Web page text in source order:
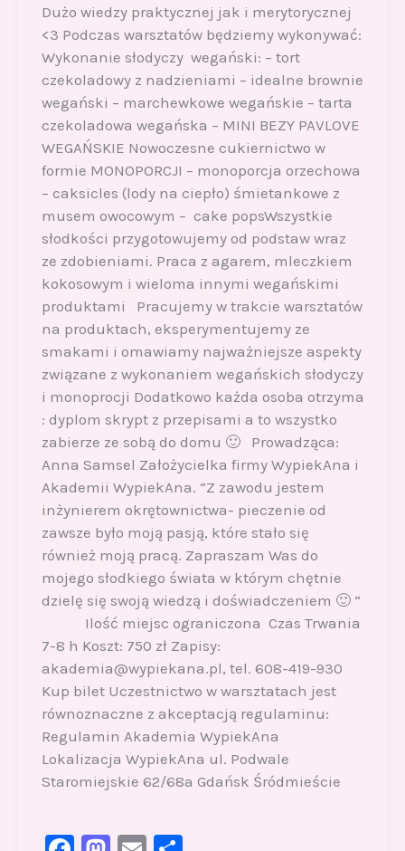
Dużo wiedzy praktycznej jak i merytorycznej
<3 Podczas warsztatów będziemy wykonywać:
Wykonanie słodyczy wegański: – tort
czekoladowy z nadzieniami – idealne brownie
wegański – marchewkowe wegańskie – tarta
czekoladowa wegańska – MINI BEZY PAVLOVE
WEGAŃSKIE Nowoczesne cukiernictwo w
formie MONOPORCJI – monoporcja orzechowa
– caksicles (lody na ciepło) śmietankowe z
musem owocowym – cake popsWszystkie
słodkości przygotowujemy od podstaw wraz
ze zdobieniami. Praca z agarem, mleczkiem
kokosowym i wieloma innymi wegańskimi
produktami Pracujemy w trakcie warsztatów
na produktach, eksperymentujemy ze
smakami i omawiamy najważniejsze aspekty
związane z wykonaniem wegańskich słodyczy
i monoprocji Dodatkowo każda osoba otrzyma
: dyplom skrypt z przepisami a to wszystko
zabierze ze sobą do domu 🙂 Prowadząca:
Anna Samsel Założycielka firmy WypiekAna i
Akademii WypiekAna. “Z zawodu jestem
inżynierem okrętownictwa- pieczenie od
zawsze było moją pasją, które stało się
również moją pracą. Zapraszam Was do
mojego słodkiego świata w którym chętnie
dzielę się swoją wiedzą i doświadczeniem 🙂 “
Ilość miejsc ograniczona Czas Trwania
7-8 h Koszt: 750 zł Zapisy:
akademia@wypiekana.pl, tel. 608-419-930
Kup bilet Uczestnictwo w warsztatach jest
równoznaczne z akceptacją regulaminu:
Regulamin Akademia WypiekAna
Lokalizacja WypiekAna ul. Podwale
Staromiejskie 62/68a Gdańsk Śródmieście